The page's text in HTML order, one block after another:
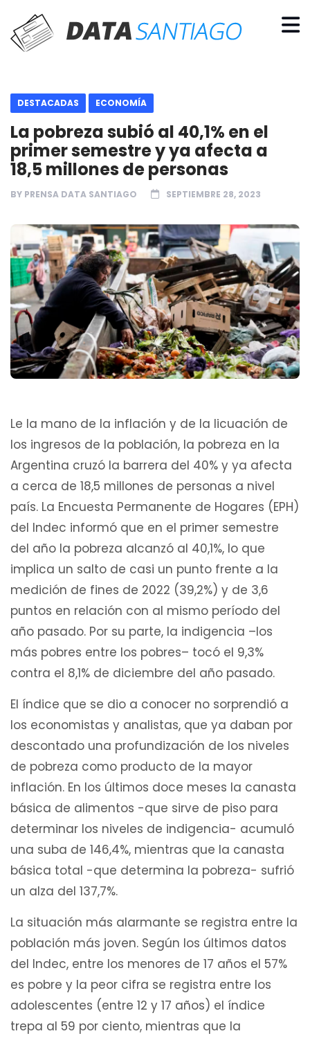
DESTACADAS ECONOMÍA
La pobreza subió al 40,1% en el
primer semestre y ya afecta a
18,5 millones de personas
BY PRENSA DATA SANTIAGO SEPTIEMBRE 28, 2023
Le la mano de la inflación y de la licuación de
los ingresos de la población, la pobreza en la
Argentina cruzó la barrera del 40% y ya afecta
a cerca de 18,5 millones de personas a nivel
país. La Encuesta Permanente de Hogares (EPH)
del Indec informó que en el primer semestre
del año la pobreza alcanzó al 40,1%, lo que
implica un salto de casi un punto frente a la
medición de fines de 2022 (39,2%) y de 3,6
puntos en relación con al mismo período del
año pasado. Por su parte, la indigencia –los
más pobres entre los pobres– tocó el 9,3%
contra el 8,1% de diciembre del año pasado.
El índice que se dio a conocer no sorprendió a
los economistas y analistas, que ya daban por
descontado una profundización de los niveles
de pobreza como producto de la mayor
inflación. En los últimos doce meses la canasta
básica de alimentos -que sirve de piso para
determinar los niveles de indigencia- acumuló
una suba de 146,4%, mientras que la canasta
básica total -que determina la pobreza- sufrió
un alza del 137,7%.
La situación más alarmante se registra entre la
población más joven. Según los últimos datos
del Indec, entre los menores de 17 años el 57%
es pobre y la peor cifra se registra entre los
adolescentes (entre 12 y 17 años) el índice
trepa al 59 por ciento, mientras que la